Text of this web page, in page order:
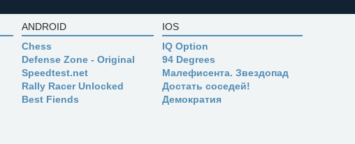
ANDROID
Chess
Defense Zone - Original
Speedtest.net
Rally Racer Unlocked
Best Fiends
IOS
IQ Option
94 Degrees
Малефисента. Звездопад
Достать соседей!
Демократия